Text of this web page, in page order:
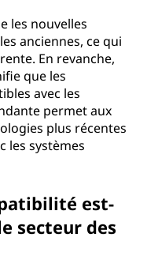
les nouvelles
anciennes, ce qui
En revanche,
que les
avec les
permet aux
plus récentes
les systèmes
est-
secteur des